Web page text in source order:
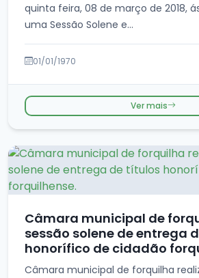
quinta feira, 08 de março de 2018,
uma Sessão Solene e...
01/01/1970
Ver mais
Câmara municipal de
sessão solene de entrega
honorífico de cidadão
Câmara municipal de forquilha